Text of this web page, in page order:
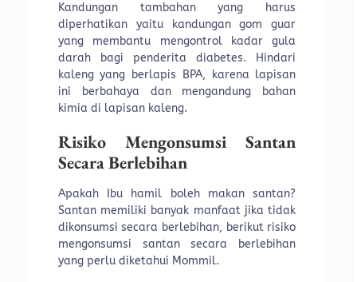
Kandungan tambahan yang harus
diperhatikan yaitu kandungan gom guar
yang membantu mengontrol kadar gula
darah bagi penderita diabetes. Hindari
kaleng yang berlapis BPA, karena lapisan
ini berbahaya dan mengandung bahan
kimia di lapisan kaleng.
Risiko Mengonsumsi Santan
Secara Berlebihan
Apakah Ibu hamil boleh makan santan?
Santan memiliki banyak manfaat jika tidak
dikonsumsi secara berlebihan, berikut risiko
mengonsumsi santan secara berlebihan
yang perlu diketahui Mommil.